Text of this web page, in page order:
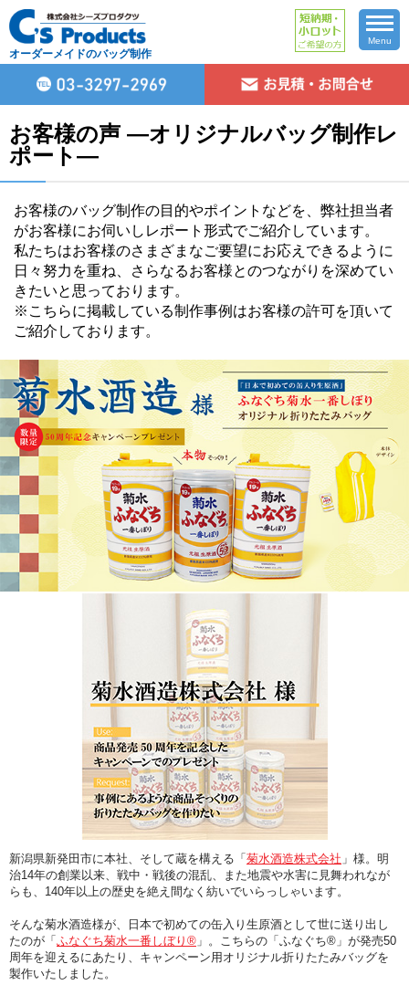
オーダーメイドのバッグ制作
Menu
お客様の声 ―オリジナルバッグ制作レ
ポート―
お客様のバッグ制作の目的やポイントなどを、弊社担当者
がお客様にお伺いしレポート形式でご紹介しています。
私たちはお客様のさまざまなご要望にお応えできるように
日々努力を重ね、さらなるお客様とのつながりを深めてい
きたいと思っております。
※こちらに掲載している制作事例はお客様の許可を頂いて
ご紹介しております。
新潟県新発田市に本社、そして蔵を構える「 菊水酒造株式会社 」様。明
治14年の創業以来、戦中・戦後の混乱、また地震や水害に見舞われなが
らも、140年以上の歴史を絶え間なく紡いでいらっしゃいます。
そんな菊水酒造様が、日本で初めての缶入り生原酒として世に送り出し
たのが「 ふなぐち菊水一番しぼり® 」。こちらの「ふなぐち®」が発売50
周年を迎えるにあたり、 キャンペーン用オリジナル折りたたみバッグを
製作いたしました。